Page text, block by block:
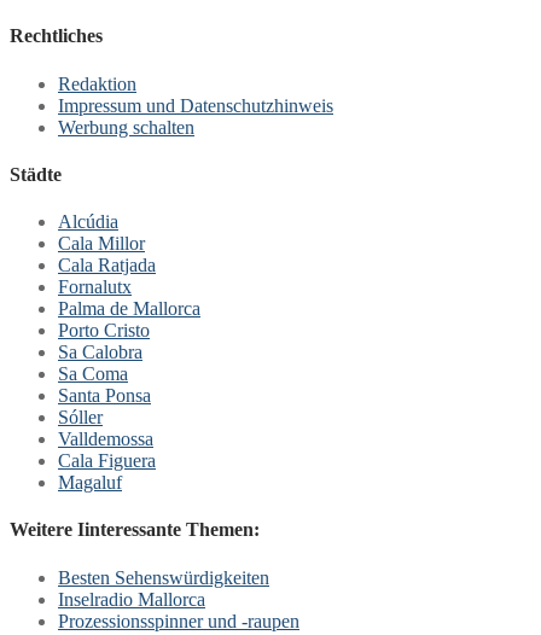
Rechtliches
Redaktion
Impressum und Datenschutzhinweis
Werbung schalten
Städte
Alcúdia
Cala Millor
Cala Ratjada
Fornalutx
Palma de Mallorca
Porto Cristo
Sa Calobra
Sa Coma
Santa Ponsa
Sóller
Valldemossa
Cala Figuera
Magaluf
Weitere Iinteressante Themen:
Besten Sehenswürdigkeiten
Inselradio Mallorca
Prozessionsspinner und -raupen